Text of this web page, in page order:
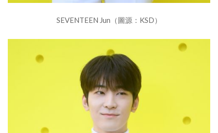
SEVENTEEN Jun（圖源：KSD）